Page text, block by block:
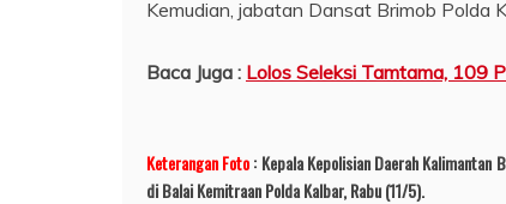
Kemudian, jabatan Dansat Brimob Polda
Baca Juga : Lolos Seleksi Tamtama, 109
Keterangan Foto: Kepala Kepolisian Daerah
di Balai Kemitraan Polda Kalbar, Rabu (11/5).